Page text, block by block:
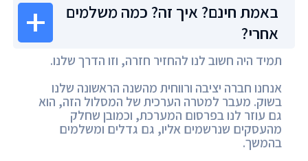
באמת חינם? איך זה? כמה משלמים
אחרי?
תמיד היה חשוב לנו להחזיר חזרה, וזו הדרך שלנו.
אנחנו חברה יציבה ורווחית מהשנה הראשונה שלנו
בשוק. מעבר למטרה הערכית של המסלול הזה, הוא
גם עוזר לנו בפרסום המערכת, וכמובן שחלק
מהעסקים שנרשמים אליו, גם גדלים ומשלמים
בהמשך.